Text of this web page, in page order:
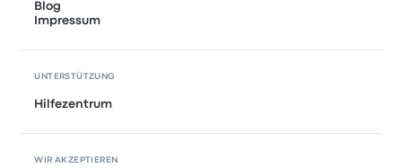
Blog
Impressum
UNTERSTÜTZUNG
Hilfezentrum
WIR AKZEPTIEREN